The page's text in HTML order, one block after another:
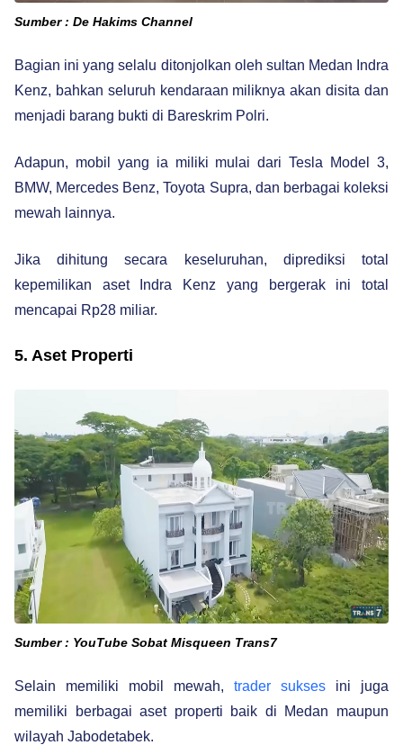
Sumber : De Hakims Channel
Bagian ini yang selalu ditonjolkan oleh sultan Medan Indra
Kenz, bahkan seluruh kendaraan miliknya akan disita dan
menjadi barang bukti di Bareskrim Polri.
Adapun, mobil yang ia miliki mulai dari Tesla Model 3,
BMW, Mercedes Benz, Toyota Supra, dan berbagai koleksi
mewah lainnya.
Jika dihitung secara keseluruhan, diprediksi total
kepemilikan aset Indra Kenz yang bergerak ini total
mencapai Rp28 miliar.
5. Aset Properti
Sumber : YouTube Sobat Misqueen Trans7
Selain memiliki mobil mewah, trader sukses ini juga
memiliki berbagai aset properti baik di Medan maupun
wilayah Jabodetabek.